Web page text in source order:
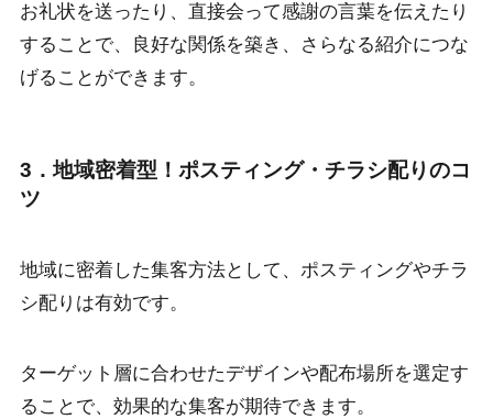
お礼状を送ったり、直接会って感謝の言葉を伝えたり
することで、良好な関係を築き、さらなる紹介につな
げることができます。
3．地域密着型！ポスティング・チラシ配りのコ
ツ
地域に密着した集客方法として、ポスティングやチラ
シ配りは有効です。
ターゲット層に合わせたデザインや配布場所を選定す
ることで、効果的な集客が期待できます。